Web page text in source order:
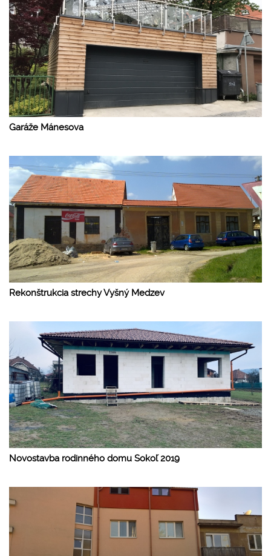
Garáže Mánesova
Rekonštrukcia strechy Vyšný Medzev
Novostavba rodinného domu Sokoľ 2019